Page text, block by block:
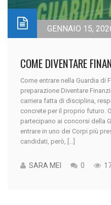
GENNAIO 15,
COME DIVENTARE
Come entrare nella Guardia di
preparazione Diventare
carriera fatta di disciplina,
concrete per il proprio futuro.
partecipano ai concorsi della
entrare in uno dei Corpi più
candidati, però, [...]
SARA MEI 0